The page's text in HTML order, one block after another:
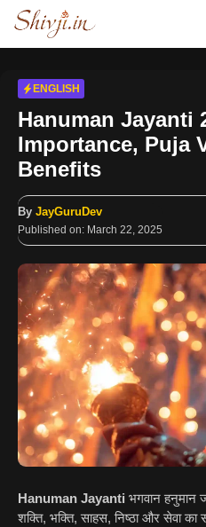
Skip
content
ENGLISH
Hanuman Jayanti
Importance, Puja
Benefits
By JayGuruDev
Published on: March 22, 2025
Hanuman Jayanti भगवान हनुमान
शक्ति, भक्ति, साहस, निष्ठा और सेवा का